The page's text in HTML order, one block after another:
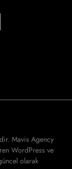
Mavis Agency
WordPress ve
olarak